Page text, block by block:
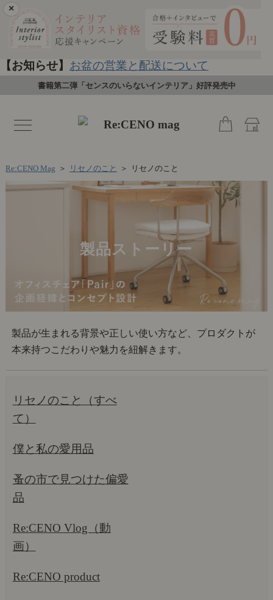
×
【お知らせ】 お盆の営業と配送について
書籍第二弾「センスのいらないインテリア」好評発売中
toggle
navigation
Re:CENO Mag ＞ リセノのこと ＞ リセノのこと
製品ストーリー
製品が生まれる背景や正しい使い方など、プロダクトが
本来持つこだわりや魅力を紐解きます。
リセノのこと（すべ
て）
僕と私の愛用品
蚤の市で見つけた偏愛
品
Re:CENO Vlog（動
画）
Re:CENO product